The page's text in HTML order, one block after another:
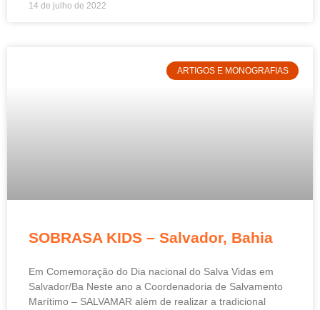
14 de julho de 2022
ARTIGOS E MONOGRAFIAS
SOBRASA KIDS – Salvador, Bahia
Em Comemoração do Dia nacional do Salva Vidas em
Salvador/Ba Neste ano a Coordenadoria de Salvamento
Marítimo – SALVAMAR além de realizar a tradicional